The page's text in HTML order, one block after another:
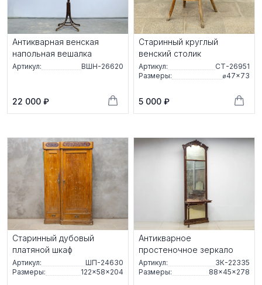
Антикварная венская
напольная вешалка
Артикул: ВШН-26620
22 000 ₽
Старинный круглый
венский столик
Артикул:
СТ-26951
Размеры:
⌀47×73
5 000 ₽
Старинный дубовый
платяной шкаф
Артикул:
ШП-24630
Размеры:
122×58×204
Антикварное
простеночное зеркало
Артикул:
ЗК-22335
Размеры:
88×45×278